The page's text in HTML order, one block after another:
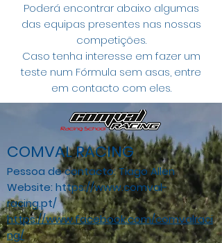
Poderá encontrar abaixo algumas
das equipas presentes nas nossas
competições.
Caso tenha interesse em fazer um
teste num Fórmula sem asas, entre
em contacto com eles.
COMVAL RACING
Pessoa de contacto: Tiago Allen
Website: https://www.comval-
racing.pt/
https://www.facebook.com/comvalraci
ng/